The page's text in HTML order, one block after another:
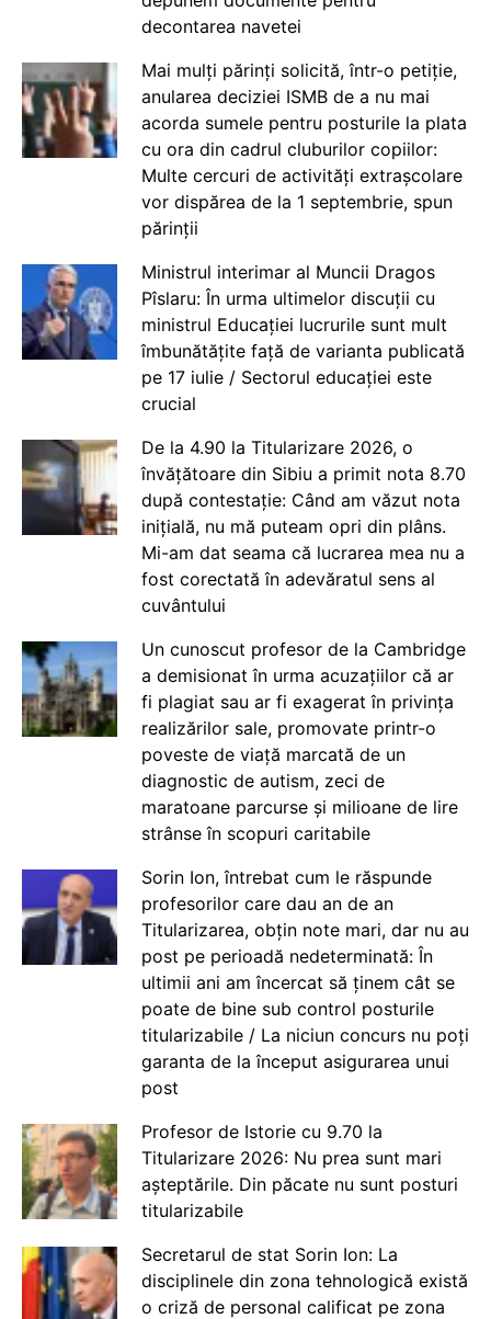
decontarea navetei
Mai mulți părinți solicită, într-o petiție,
anularea deciziei ISMB de a nu mai
acorda sumele pentru posturile la plata
cu ora din cadrul cluburilor copiilor:
Multe cercuri de activități extrașcolare
vor dispărea de la 1 septembrie, spun
părinții
Ministrul interimar al Muncii Dragos
Pîslaru: În urma ultimelor discuții cu
ministrul Educației lucrurile sunt mult
îmbunătățite față de varianta publicată
pe 17 iulie / Sectorul educației este
crucial
De la 4.90 la Titularizare 2026, o
învățătoare din Sibiu a primit nota 8.70
după contestație: Când am văzut nota
inițială, nu mă puteam opri din plâns.
Mi-am dat seama că lucrarea mea nu a
fost corectată în adevăratul sens al
cuvântului
Un cunoscut profesor de la Cambridge
a demisionat în urma acuzațiilor că ar
fi plagiat sau ar fi exagerat în privința
realizărilor sale, promovate printr-o
poveste de viață marcată de un
diagnostic de autism, zeci de
maratoane parcurse și milioane de lire
strânse în scopuri caritabile
Sorin Ion, întrebat cum le răspunde
profesorilor care dau an de an
Titularizarea, obțin note mari, dar nu au
post pe perioadă nedeterminată: În
ultimii ani am încercat să ținem cât se
poate de bine sub control posturile
titularizabile / La niciun concurs nu poți
garanta de la început asigurarea unui
post
Profesor de Istorie cu 9.70 la
Titularizare 2026: Nu prea sunt mari
așteptările. Din păcate nu sunt posturi
titularizabile
Secretarul de stat Sorin Ion: La
disciplinele din zona tehnologică există
o criză de personal calificat pe zona